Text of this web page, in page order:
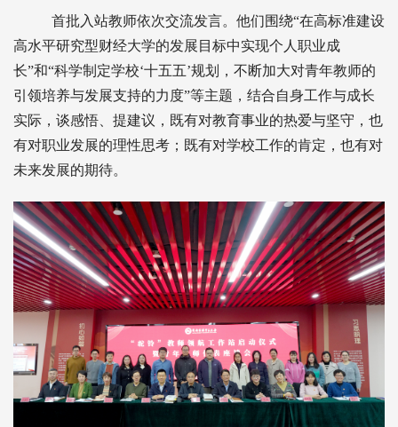
首批入站教师依次交流发言。他们围绕“在高标准建设
高水平研究型财经大学的发展目标中实现个人职业成
长”和“科学制定学校‘十五五’规划，不断加大对青年教师的
引领培养与发展支持的力度”等主题，结合自身工作与成长
实际，谈感悟、提建议，既有对教育事业的热爱与坚守，也
有对职业发展的理性思考；既有对学校工作的肯定，也有对
未来发展的期待。